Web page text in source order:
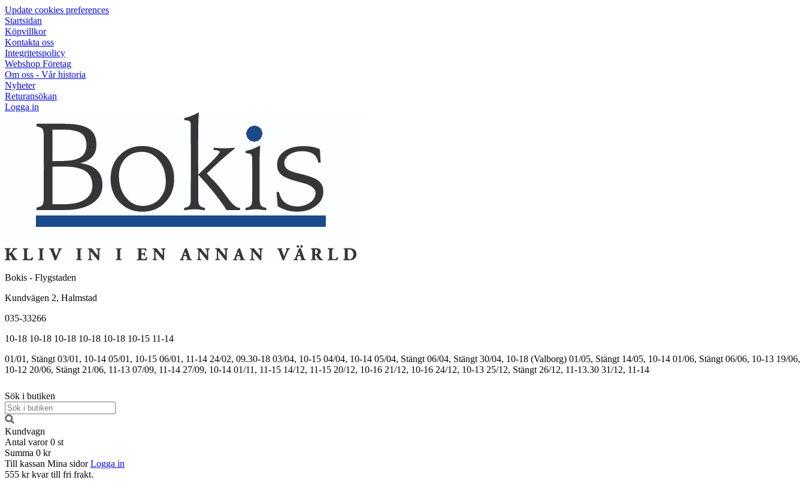
Update cookies preferences
Startsidan
Köpvillkor
Kontakta oss
Integritetspolicy
Webshop Företag
Om oss - Vår historia
Nyheter
Returansökan
Logga in
Bokis - Flygstaden
Kundvägen 2, Halmstad
035-33266
10-18 10-18 10-18 10-18 10-18 10-15 11-14
01/01, Stängt 03/01, 10-14 05/01, 10-15 06/01, 11-14 24/02, 09.30-18 03/04, 10-15 04/04, 10-14 05/04, Stängt 06/04, Stängt 30/04, 10-18 (Valborg) 01/05, Stängt 14/05, 10-14 01/06, Stängt 06/06, 10-13 19/06,
10-12 20/06, Stängt 21/06, 11-13 07/09, 11-14 27/09, 10-14 01/11, 11-15 14/12, 11-15 20/12, 10-16 21/12, 10-16 24/12, 10-13 25/12, Stängt 26/12, 11-13.30 31/12, 11-14
Sök i butiken
Kundvagn
Antal varor 0 st
Summa 0 kr
Till kassan Mina sidor Logga in
555 kr kvar till fri frakt.